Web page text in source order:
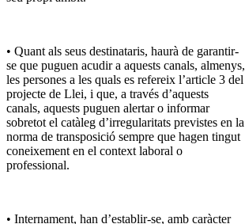
• Quant als seus destinataris, haurà de garantir-
se que puguen acudir a aquests canals, almenys,
les persones a les quals es refereix l’article 3 del
projecte de Llei, i que, a través d’aquests
canals, aquests puguen alertar o informar
sobretot el catàleg d’irregularitats previstes en la
norma de transposició sempre que hagen tingut
coneixement en el context laboral o
professional.
• Internament, han d’establir-se, amb caràcter